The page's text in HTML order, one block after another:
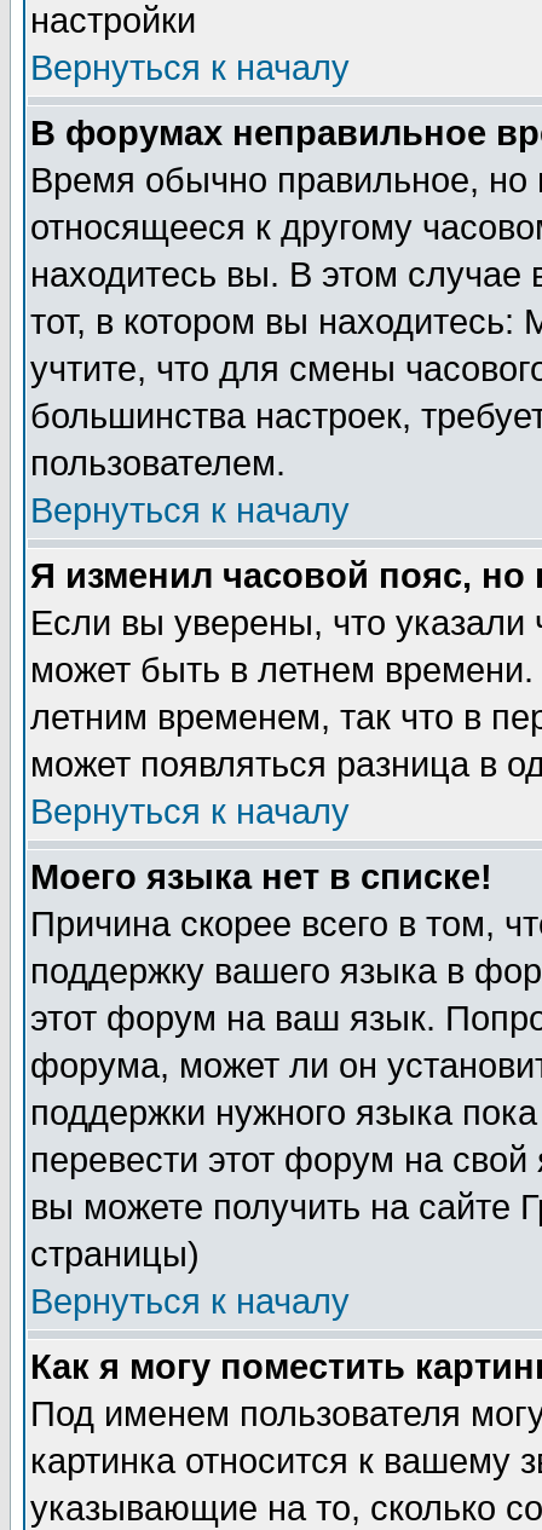
настройки
Вернуться к началу
В форумах неправильное
Время обычно правильное,
относящееся к другому
находитесь вы. В этом
тот, в котором вы
учтите, что для смены
большинства настроек,
пользователем.
Вернуться к началу
Я изменил часовой пояс,
Если вы уверены, что указали
может быть в летнем
летним временем, так что в
может появляться разница в
Вернуться к началу
Моего языка нет в списке!
Причина скорее всего в том,
поддержку вашего языка в
этот форум на ваш язык.
форума, может ли он
поддержки нужного языка
перевести этот форум на
вы можете получить на сайте
страницы)
Вернуться к началу
Как я могу поместить
Под именем пользователя
картинка относится к вашему
указывающие на то, сколько